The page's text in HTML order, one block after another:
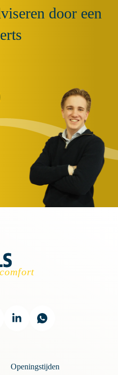
door een
Openingstijden